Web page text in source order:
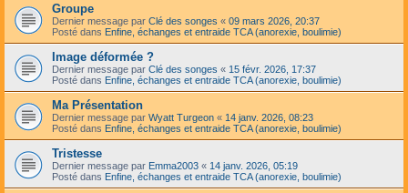
Groupe
Dernier message par Clé des songes « 09 mars 2026, 20:37
Posté dans Enfine, échanges et entraide TCA (anorexie, boulimie)
Image déformée ?
Dernier message par Clé des songes « 15 févr. 2026, 17:37
Posté dans Enfine, échanges et entraide TCA (anorexie, boulimie)
Ma Présentation
Dernier message par Wyatt Turgeon « 14 janv. 2026, 08:23
Posté dans Enfine, échanges et entraide TCA (anorexie, boulimie)
Tristesse
Dernier message par Emma2003 « 14 janv. 2026, 05:19
Posté dans Enfine, échanges et entraide TCA (anorexie, boulimie)